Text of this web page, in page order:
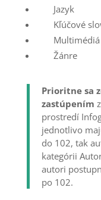
Jazyk
Kľúčové
Multimédiá
Žánre
Prioritne sa
zastúpením
prostredí
jednotlivo
do 102, tak
kategórii
autori
po 102.